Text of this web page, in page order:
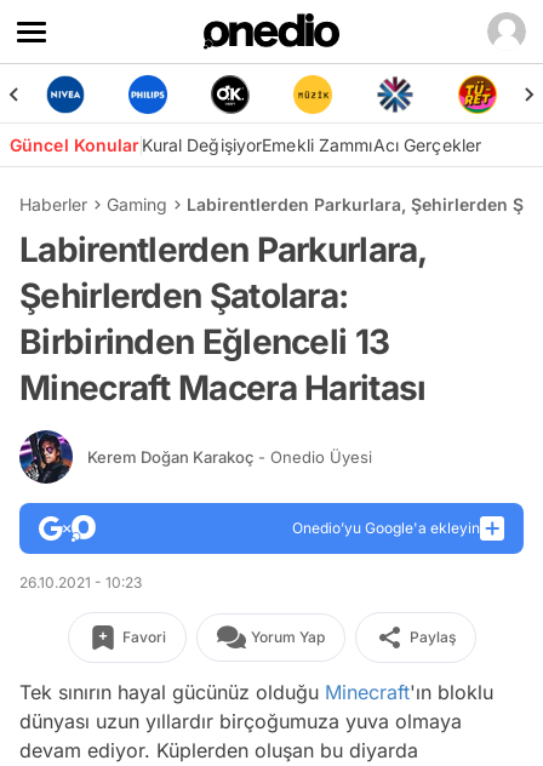
Güncel KonularKural DeğişiyorEmekli ZammıAcı Gerçekler
Haberler Gaming Labirentlerden Parkurlara, Şehirlerden
Labirentlerden Parkurlara,
Şehirlerden Şatolara:
Birbirinden Eğlenceli 13
Minecraft Macera Haritası
Kerem Doğan Karakoç - Onedio Üyesi
Onedio’yu Google'a ekleyin
26.10.2021 - 10:23
Favori Yorum Yap Paylaş
Tek sınırın hayal gücünüz olduğu Minecraft'ın bloklu
dünyası uzun yıllardır birçoğumuza yuva olmaya
devam ediyor. Küplerden oluşan bu diyarda